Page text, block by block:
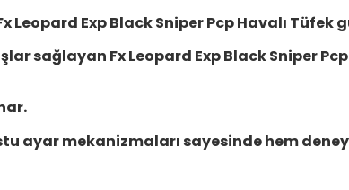
Leopard Exp Black Sniper Pcp Havalı Tüfek
sağlayan Fx Leopard Exp Black Sniper
ayar mekanizmaları sayesinde hem